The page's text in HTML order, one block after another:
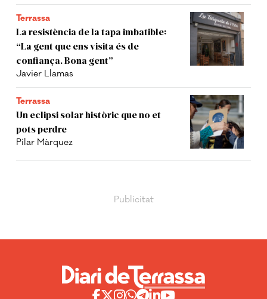
Terrassa
La resistència de la tapa imbatible:
“La gent que ens visita és de
confiança. Bona gent”
Javier Llamas
Terrassa
Un eclipsi solar històric que no et
pots perdre
Pilar Màrquez